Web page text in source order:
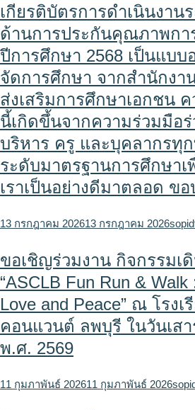
เกียรติบัตรการดำเนินงาน
ด้านการประกันคุณภาพกา
ปีการศึกษา 2568 เป็นแบบ
จัดการศึกษา จากสำนักง
ส่งเสริมการศึกษาเอกชน ค
นี้เกิดขึ้นจากความร่วมมือ
บริหาร ครู และบุคลากรทุ
ระดับมาตรฐานการศึกษาเ
เราเป็นอย่างดีมาตลอด ข
13 กรกฎาคม 202613 กรกฎาคม 2026
ขอเชิญร่วมงาน กิจกรรมเ
“ASCLB Fun Run &
Love and Peace” ณ โรง
คอนแวนต์ ลพบุรี ในวันเส
พ.ศ. 2569
11 กุมภาพันธ์ 202611 กุมภาพันธ์ 2026